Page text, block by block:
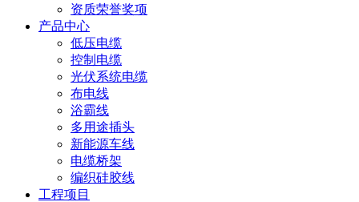
资质荣誉奖项
产品中心
低压电缆
控制电缆
光伏系统电缆
布电线
浴霸线
多用途插头
新能源车线
电缆桥架
编织硅胶线
工程项目